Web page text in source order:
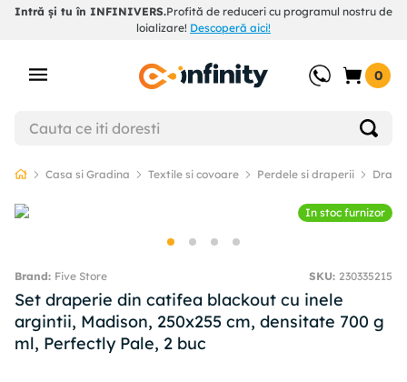
Intră și tu în INFINIVERS.Profită de reduceri cu programul nostru de
loializare! Descoperă aici!
0
Casa si Gradina Textile si covoare Perdele si draperii
In stoc furnizor
Five Store SKU: 230335215
Set draperie din catifea blackout cu inele
argintii, Madison, 250x255 cm, densitate 700 g
ml, Perfectly Pale, 2 buc